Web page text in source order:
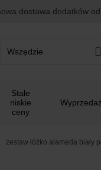
dostawa dodatków od
Wszędzie
Stale
niskie
ceny
zestaw łóżko alameda biały